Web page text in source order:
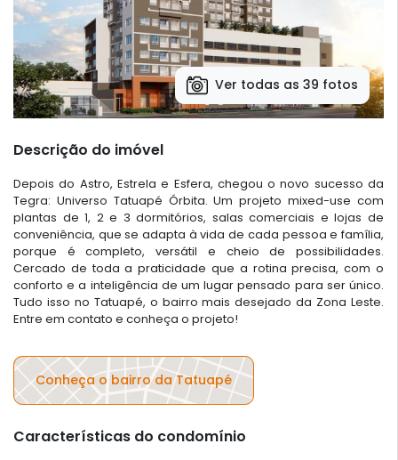
Ver todas as 39 fotos
Descrição do imóvel
Depois do Astro, Estrela e Esfera, chegou o novo sucesso da
Tegra: Universo Tatuapé Órbita. Um projeto mixed-use com
plantas de 1, 2 e 3 dormitórios, salas comerciais e lojas de
conveniência, que se adapta à vida de cada pessoa e família,
porque é completo, versátil e cheio de possibilidades.
Cercado de toda a praticidade que a rotina precisa, com o
conforto e a inteligência de um lugar pensado para ser único.
Tudo isso no Tatuapé, o bairro mais desejado da Zona Leste.
Entre em contato e conheça o projeto!
Conheça o bairro da Tatuapé
Características do condomínio